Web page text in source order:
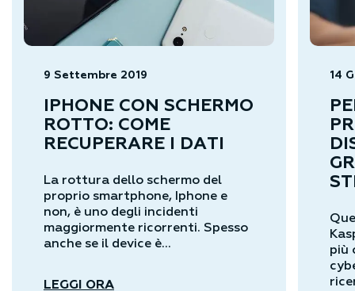
9 Settembre 2019
IPHONE CON SCHERMO
ROTTO: COME
RECUPERARE I DATI
La rottura dello schermo del
proprio smartphone, Iphone e
non, è uno degli incidenti
maggiormente ricorrenti. Spesso
anche se il device è...
LEGGI ORA
14
più